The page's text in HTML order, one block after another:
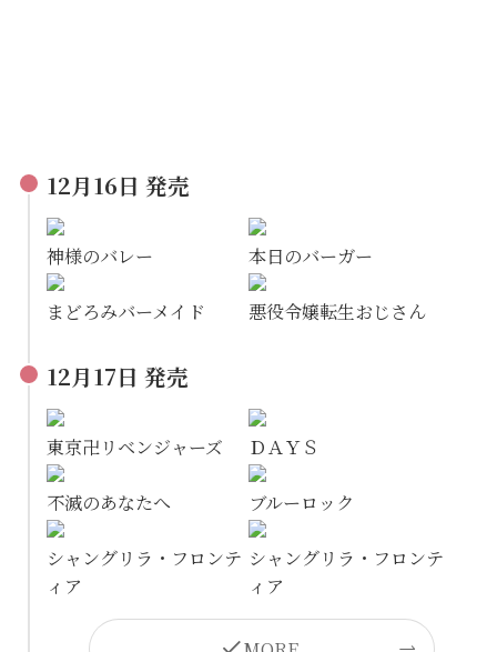
12月16日 発売
神様のバレー 本日のバーガー
まどろみバーメイド 悪役令嬢転生おじさん
12月17日 発売
東京卍リベンジャーズ ＤＡＹＳ
不滅のあなたへ ブルーロック
シャングリラ・フロンテ
ィア
シャングリラ・フロンテ
ィア